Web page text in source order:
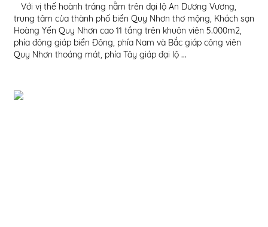
Với vị thế hoành tráng nằm trên đại lộ An Dương Vương,
trung tâm của thành phố biển Quy Nhơn thơ mộng, Khách sạn
Hoàng Yến Quy Nhơn cao 11 tầng trên khuôn viên 5.000m2,
phía đông giáp biển Đông, phía Nam và Bắc giáp công viên
Quy Nhơn thoáng mát, phía Tây giáp đại lộ ...